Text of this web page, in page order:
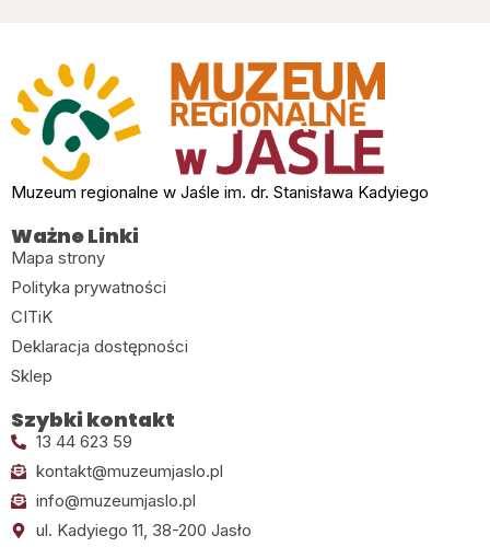
Muzeum regionalne w Jaśle im. dr. Stanisława Kadyiego
Ważne Linki
Mapa strony
Polityka prywatności
CITiK
Deklaracja dostępności
Sklep
Szybki kontakt
13 44 623 59
kontakt@muzeumjaslo.pl
info@muzeumjaslo.pl
ul. Kadyiego 11, 38-200 Jasło